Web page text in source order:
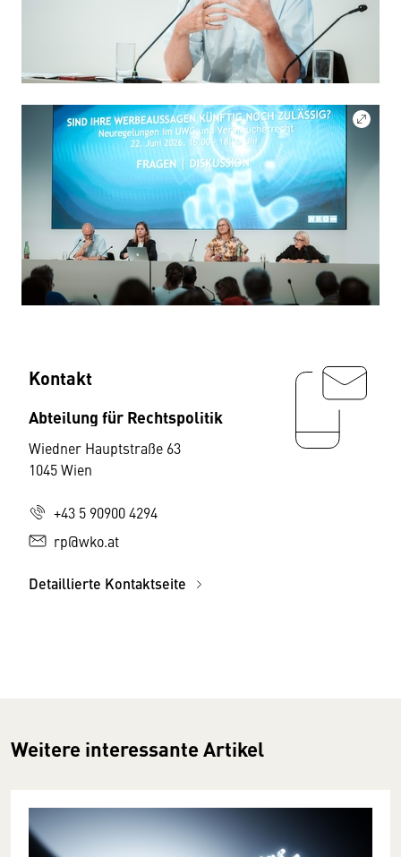
Kontakt
Abteilung für Rechtspolitik
Wiedner Hauptstraße 63
1045 Wien
+43 5 90900 4294
rp@wko.at
Detaillierte Kontaktseite
Weitere interessante Artikel